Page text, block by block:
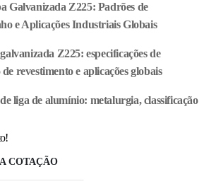
Galvanizada Z225: Padrões de
e Aplicações Industriais Globais
Z225: especificações de
revestimento e aplicações globais
liga de alumínio: metalurgia, classificação
COTAÇÃO